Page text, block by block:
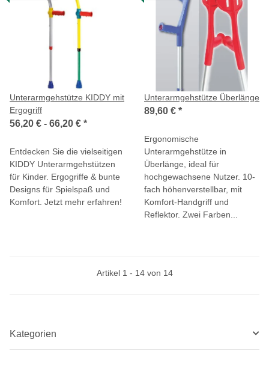
Unterarmgehstütze KIDDY mit
Ergogriff
56,20 € - 66,20 € *
Entdecken Sie die vielseitigen
KIDDY Unterarmgehstützen
für Kinder. Ergogriffe & bunte
Designs für Spielspaß und
Komfort. Jetzt mehr erfahren!
Unterarmgehstütze Überlänge
89,60 € *
Ergonomische
Unterarmgehstütze in
Überlänge, ideal für
hochgewachsene Nutzer. 10-
fach höhenverstellbar, mit
Komfort-Handgriff und
Reflektor. Zwei Farben...
Artikel 1 - 14 von 14
Kategorien